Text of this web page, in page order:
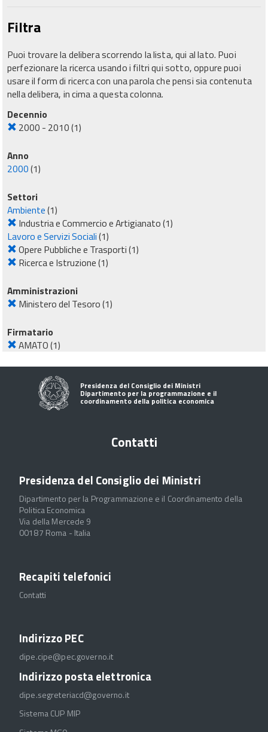
Filtra
Puoi trovare la delibera scorrendo la lista, qui al lato. Puoi
perfezionare la ricerca usando i filtri qui sotto, oppure puoi
usare il form di ricerca con una parola che pensi sia contenuta
nella delibera, in cima a questa colonna.
Decennio
2000 - 2010(1)
Anno
2000(1)
Settori
Ambiente(1)
Industria e Commercio e Artigianato(1)
Lavoro e Servizi Sociali(1)
Opere Pubbliche e Trasporti(1)
Ricerca e Istruzione(1)
Amministrazioni
Ministero del Tesoro(1)
Firmatario
AMATO(1)
Presidenza del Consiglio dei Ministri
Dipartimento per la programmazione e il
coordinamento della politica economica
Contatti
Presidenza del Consiglio dei Ministri
Dipartimento per la Programmazione e il Coordinamento della
Politica Economica
Via della Mercede 9
00187 Roma - Italia
Recapiti telefonici
Contatti
Indirizzo PEC
dipe.cipe@pec.governo.it
Indirizzo posta elettronica
dipe.segreteriacd@governo.it
Sistema CUP MIP